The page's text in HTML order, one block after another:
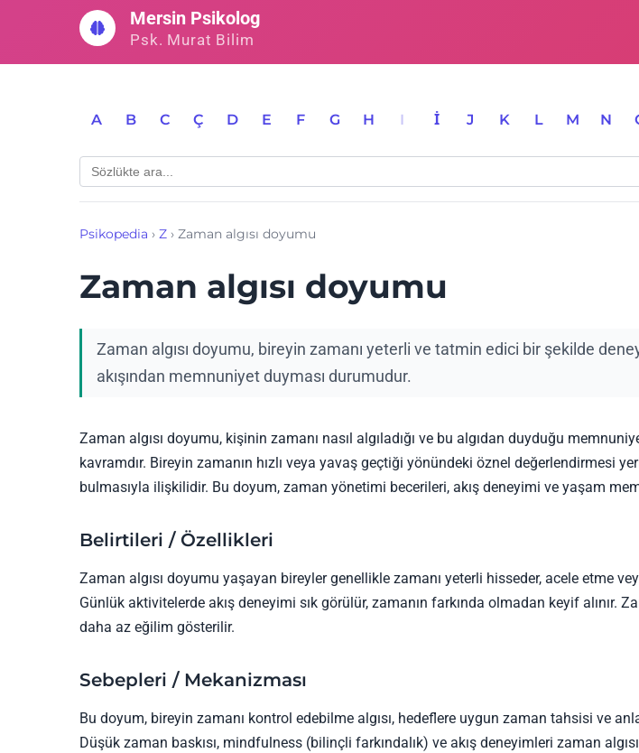
Mersin Psikolog
Psk. Murat Bilim
A B C Ç D E F G H I İ J K L M N
Psikopedia › Z › Zaman algısı doyumu
Zaman algısı doyumu
Zaman algısı doyumu, bireyin zamanı yeterli ve tatmin edici bir şekilde
akışından memnuniyet duyması durumudur.
Zaman algısı doyumu, kişinin zamanı nasıl algıladığı ve bu algıdan duyduğu
kavramdır. Bireyin zamanın hızlı veya yavaş geçtiği yönündeki öznel değerlendirmesi
bulmasıyla ilişkilidir. Bu doyum, zaman yönetimi becerileri, akış deneyimi ve yaşam
Belirtileri / Özellikleri
Zaman algısı doyumu yaşayan bireyler genellikle zamanı yeterli hisseder, acele etme
Günlük aktivitelerde akış deneyimi sık görülür, zamanın farkında olmadan keyif alınır.
daha az eğilim gösterilir.
Sebepleri / Mekanizması
Bu doyum, bireyin zamanı kontrol edebilme algısı, hedeflere uygun zaman tahsisi ve
Düşük zaman baskısı, mindfulness (bilinçli farkındalık) ve akış deneyimleri zaman